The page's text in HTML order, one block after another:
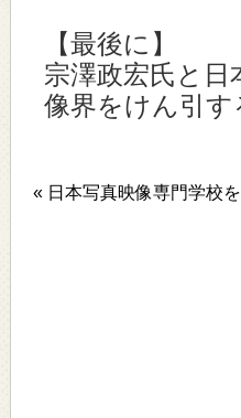
【最後に】
宗澤政宏氏と
像界をけん引
« 日本写真映像専門学校